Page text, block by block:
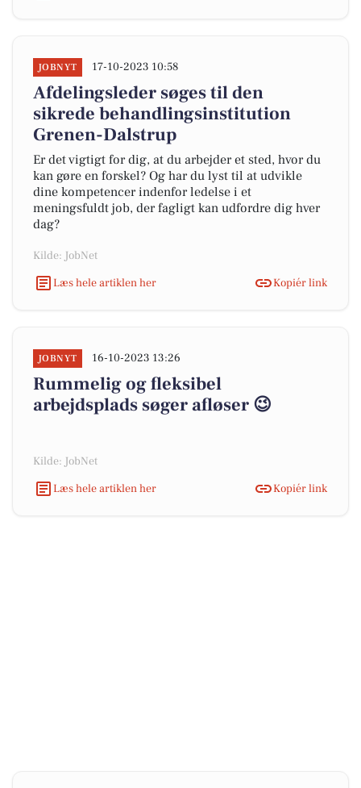
JOBNYT 17-10-2023 10:58
Afdelingsleder søges til den
sikrede behandlingsinstitution
Grenen-Dalstrup
Er det vigtigt for dig, at du arbejder et sted, hvor du
kan gøre en forskel? Og har du lyst til at udvikle
dine kompetencer indenfor ledelse i et
meningsfuldt job, der fagligt kan udfordre dig hver
dag?
Kilde: JobNet
Læs hele artiklen her
Kopiér link
JOBNYT 16-10-2023 13:26
Rummelig og fleksibel
arbejdsplads søger afløser 😉
Kilde: JobNet
Læs hele artiklen her
Kopiér link